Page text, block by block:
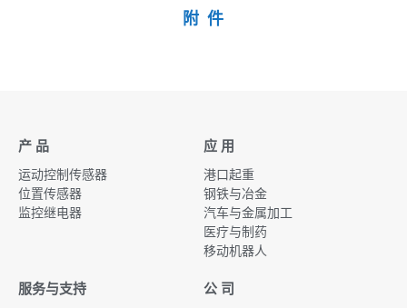
附 件
产 品
运动控制传感器
位置传感器
监控继电器
应 用
港口起重
钢铁与冶金
汽车与金属加工
医疗与制药
移动机器人
服务与支持 公 司